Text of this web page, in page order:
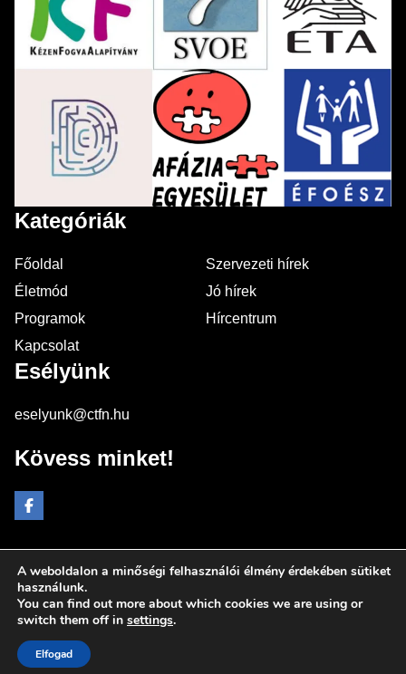
Kategóriák
Főoldal
Szervezeti hírek
Életmód
Jó hírek
Programok
Hírcentrum
Kapcsolat
Esélyünk
eselyunk@ctfn.hu
Kövess minket!
Copyright © 2024 eselyunk.hu. Minden jog fenntartva.
Általános Szerződési Feltételek
Adatkezelési Nyilatkozat
A weboldalon a minőségi felhasználói élmény érdekében sütiket
használunk.
You can find out more about which cookies we are using or
switch them off in settings.
Elfogad